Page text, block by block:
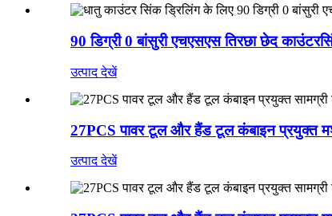
90 डिग्री 0 बांसुरी एचएसएस तिरछा छेद
उत्पाद देखें
27PCS पावर टूल और हैंड टूल कंबाइन प्रयुक्त
उत्पाद देखें